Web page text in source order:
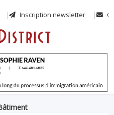
Inscription newsletter